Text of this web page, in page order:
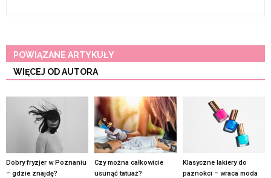
POWIĄZANE ARTYKUŁY
WIĘCEJ OD AUTORA
Dobry fryzjer w Poznaniu
– gdzie znajdę?
Czy można całkowicie
usunąć tatuaż?
Klasyczne lakiery do
paznokci – wraca moda